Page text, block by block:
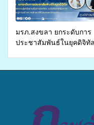
มรภ.สงขลา ยกระดับการ
ประชาสัมพันธ์ในยุคดิจิทัล